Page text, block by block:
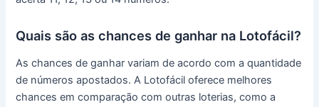
Quais são as chances de ganhar na Lotofácil?
As chances de ganhar variam de acordo com a quantidade
de números apostados. A Lotofácil oferece melhores
chances em comparação com outras loterias, como a